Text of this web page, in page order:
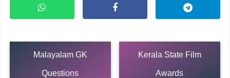
Malayalam GK
Questions
Kerala State Film
Awards